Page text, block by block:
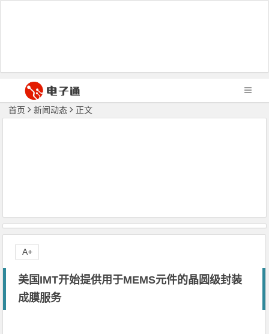
首页 新闻动态 正文
美国IMT开始提供用于MEMS元件的晶圆级封装
成膜服务
A+